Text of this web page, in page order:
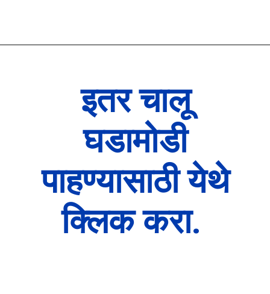
इतर चालू
घडामोडी
पाहण्यासाठी येथे
क्लिक करा.